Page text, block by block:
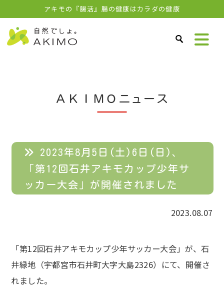
アキモの『腸活』腸の健康はカラダの健康
ＡＫＩＭＯニュース
2023年8月5日(土)6日(日)、
「第12回石井アキモカップ少年サ
ッカー大会」が開催されました
2023.08.07
「第12回石井アキモカップ少年サッカー大会」が、石
井緑地（宇都宮市石井町大字大島2326）にて、開催さ
れました。